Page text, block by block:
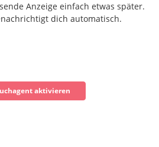
Anzeige einfach etwas später.
dich automatisch.
aktivieren